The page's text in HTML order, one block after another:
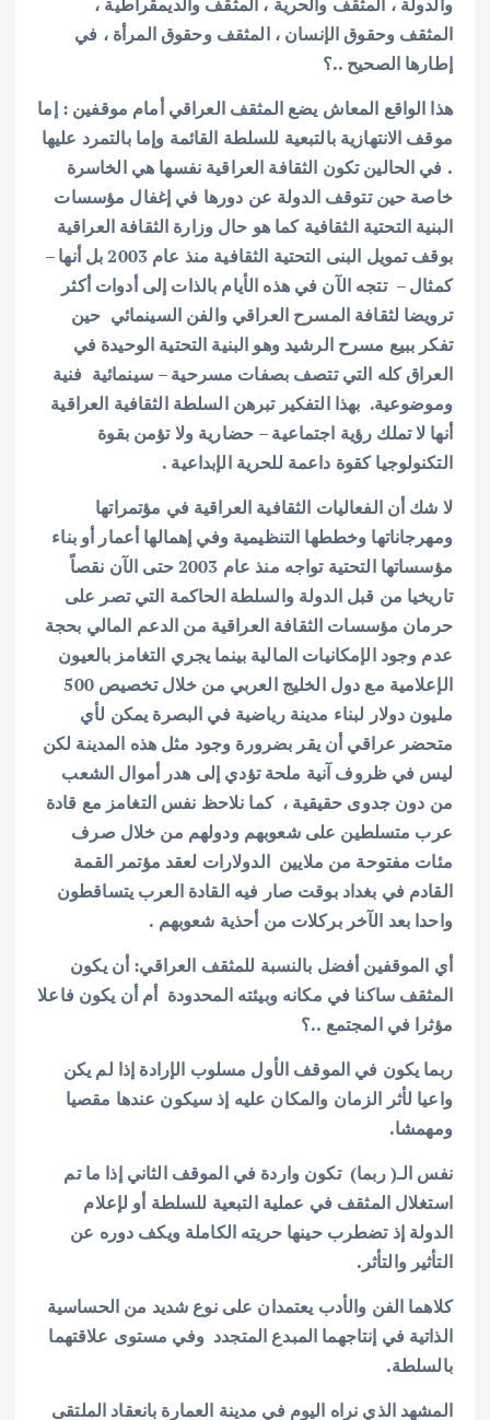
المثقف وحقوق الإنسان ، المثقف وحقوق المرأة ، في
إطارها الصحيح ..؟
هذا الواقع المعاش يضع المثقف العراقي أمام موقفين : إما
موقف الانتهازية بالتبعية للسلطة القائمة وإما بالتمرد عليها
. في الحالين تكون الثقافة العراقية نفسها هي الخاسرة
خاصة حين تتوقف الدولة عن دورها في إغفال مؤسسات
البنية التحتية الثقافية كما هو حال وزارة الثقافة العراقية
بوقف تمويل البنى التحتية الثقافية منذ عام 2003 بل أنها –
كمثال – تتجه الآن في هذه الأيام بالذات إلى أدوات أكثر
ترويضا لثقافة المسرح العراقي والفن السينمائي حين
تفكر ببيع مسرح الرشيد وهو البنية التحتية الوحيدة في
العراق كله التي تتصف بصفات مسرحية – سينمائية فنية
وموضوعية. بهذا التفكير تبرهن السلطة الثقافية العراقية
أنها لا تملك رؤية اجتماعية – حضارية ولا تؤمن بقوة
التكنولوجيا كقوة داعمة للحرية الإبداعية .
لا شك أن الفعاليات الثقافية العراقية في مؤتمراتها
ومهرجاناتها وخططها التنظيمية وفي إهمالها أعمار أو بناء
مؤسساتها التحتية تواجه منذ عام 2003 حتى الآن نقصاً
تاريخيا من قبل الدولة والسلطة الحاكمة التي تصر على
حرمان مؤسسات الثقافة العراقية من الدعم المالي بحجة
عدم وجود الإمكانيات المالية بينما يجري التغامز بالعيون
الإعلامية مع دول الخليج العربي من خلال تخصيص 500
مليون دولار لبناء مدينة رياضية في البصرة يمكن لأي
متحضر عراقي أن يقر بضرورة وجود مثل هذه المدينة لكن
ليس في ظروف آنية ملحة تؤدي إلى هدر أموال الشعب
من دون جدوى حقيقية ، كما نلاحظ نفس التغامز مع قادة
عرب متسلطين على شعوبهم ودولهم من خلال صرف
مئات مفتوحة من ملايين الدولارات لعقد مؤتمر القمة
القادم في بغداد بوقت صار فيه القادة العرب يتساقطون
واحدا بعد الآخر بركلات من أحذية شعوبهم .
أي الموقفين أفضل بالنسبة للمثقف العراقي: أن يكون
المثقف ساكنا في مكانه وبيئته المحدودة أم أن يكون فاعلا
مؤثرا في المجتمع ..؟
ربما يكون في الموقف الأول مسلوب الإرادة إذا لم يكن
واعيا لأثر الزمان والمكان عليه إذ سيكون عندها مقصيا
ومهمشا.
نفس الـ( ربما) تكون واردة في الموقف الثاني إذا ما تم
استغلال المثقف في عملية التبعية للسلطة أو لإعلام
الدولة إذ تضطرب حينها حريته الكاملة ويكف دوره عن
التأثير والتأثر.
كلاهما الفن والأدب يعتمدان على نوع شديد من الحساسية
الذاتية في إنتاجهما المبدع المتجدد وفي مستوى علاقتهما
بالسلطة.
المشهد الذي نراه اليوم في مدينة العمارة بانعقاد الملتقى